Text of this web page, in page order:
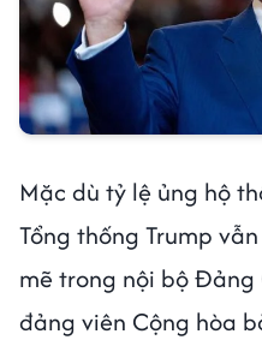
Mặc dù tỷ lệ ủng hộ
Tổng thống Trump
mẽ trong nội bộ Đảng
đảng viên Cộng hòa